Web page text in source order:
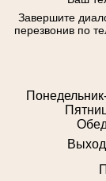
Завершите
перезвонив по